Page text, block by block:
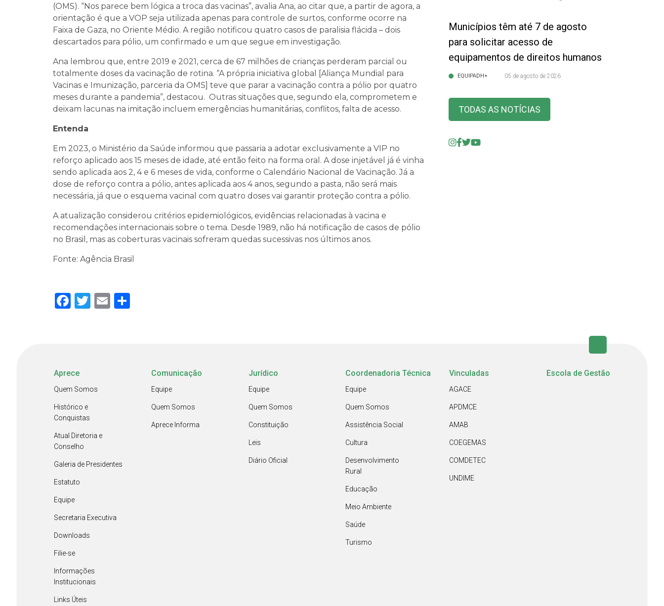
(OMS). “Nos parece bem lógica a troca das vacinas”, avalia Ana, ao citar que, a partir de agora, a
orientação é que a VOP seja utilizada apenas para controle de surtos, conforme ocorre na
Faixa de Gaza, no Oriente Médio. A região notificou quatro casos de paralisia flácida – dois
descartados para pólio, um confirmado e um que segue em investigação.
Ana lembrou que, entre 2019 e 2021, cerca de 67 milhões de crianças perderam parcial ou
totalmente doses da vacinação de rotina. “A própria iniciativa global [Aliança Mundial para
Vacinas e Imunização, parceria da OMS] teve que parar a vacinação contra a pólio por quatro
meses durante a pandemia”, destacou. Outras situações que, segundo ela, comprometem e
deixam lacunas na imitação incluem emergências humanitárias, conflitos, falta de acesso.
Entenda
Em 2023, o Ministério da Saúde informou que passaria a adotar exclusivamente a VIP no
reforço aplicado aos 15 meses de idade, até então feito na forma oral. A dose injetável já é vinha
sendo aplicada aos 2, 4 e 6 meses de vida, conforme o Calendário Nacional de Vacinação. Já a
dose de reforço contra a pólio, antes aplicada aos 4 anos, segundo a pasta, não será mais
necessária, já que o esquema vacinal com quatro doses vai garantir proteção contra a pólio.
A atualização considerou critérios epidemiológicos, evidências relacionadas à vacina e
recomendações internacionais sobre o tema. Desde 1989, não há notificação de casos de pólio
no Brasil, mas as coberturas vacinais sofreram quedas sucessivas nos últimos anos.
Fonte: Agência Brasil
Facebook
Twitter
Email
Municípios têm até 7 de agosto
para solicitar acesso de
equipamentos de direitos humanos
EQUIPADH+ 05 de agosto de 2026
TODAS AS NOTÍCIAS
Aprece
Quem Somos
Histórico e
Conquistas
Atual Diretoria e
Conselho
Galeria de Presidentes
Estatuto
Equipe
Secretaria Executiva
Downloads
Filie-se
Informações
Institucionais
Links Úteis
Comunicação
Equipe
Quem Somos
Aprece Informa
Jurídico
Equipe
Quem Somos
Constituição
Leis
Diário Oficial
Coordenadoria Técnica
Equipe
Quem Somos
Assistência Social
Cultura
Desenvolvimento
Rural
Educação
Meio Ambiente
Saúde
Turismo
Vinculadas
AGACE
APDMCE
AMAB
COEGEMAS
COMDETEC
UNDIME
Escola de Gestão